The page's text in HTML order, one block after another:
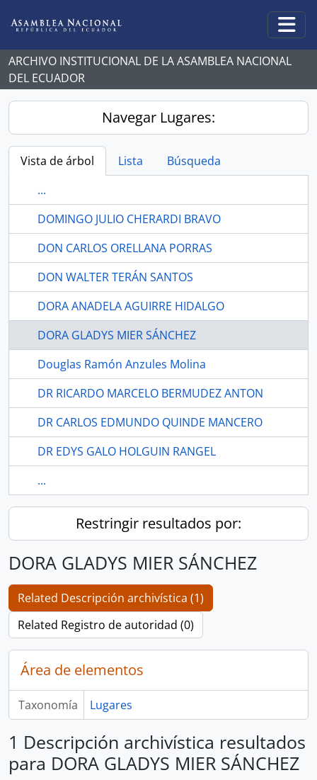
ARCHIVO INSTITUCIONAL DE LA ASAMBLEA NACIONAL
DEL ECUADOR
Navegar Lugares:
Vista de árbol Lista
Búsqueda
...
DOMINGO JULIO CHERARDI BRAVO
DON CARLOS ORELLANA PORRAS
DON WALTER TERÁN SANTOS
DORA ANADELA AGUIRRE HIDALGO
DORA GLADYS MIER SÁNCHEZ
Douglas Ramón Anzules Molina
DR RICARDO MARCELO BERMUDEZ ANTON
DR CARLOS EDMUNDO QUINDE MANCERO
DR EDYS GALO HOLGUIN RANGEL
...
Restringir resultados por:
DORA GLADYS MIER SÁNCHEZ
Related Descripción archivística (1)
Related Registro de autoridad (0)
Área de elementos
Taxonomía Lugares
1 Descripción archivística resultados
para DORA GLADYS MIER SÁNCHEZ